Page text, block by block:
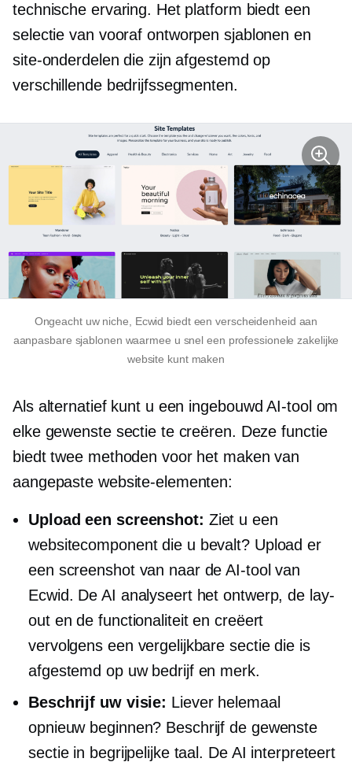
technische ervaring. Het platform biedt een
selectie van vooraf ontworpen sjablonen en
site-onderdelen die zijn afgestemd op
verschillende bedrijfssegmenten.
Ongeacht uw niche, Ecwid biedt een verscheidenheid aan
aanpasbare sjablonen waarmee u snel een professionele zakelijke
website kunt maken
Als alternatief kunt u een ingebouwd AI-tool om
elke gewenste sectie te creëren. Deze functie
biedt twee methoden voor het maken van
aangepaste website-elementen:
Upload een screenshot: Ziet u een
websitecomponent die u bevalt? Upload er
een screenshot van naar de AI-tool van
Ecwid. De AI analyseert het ontwerp, de lay-
out en de functionaliteit en creëert
vervolgens een vergelijkbare sectie die is
afgestemd op uw bedrijf en merk.
Beschrijf uw visie: Liever helemaal
opnieuw beginnen? Beschrijf de gewenste
sectie in begrijpelijke taal. De AI interpreteert